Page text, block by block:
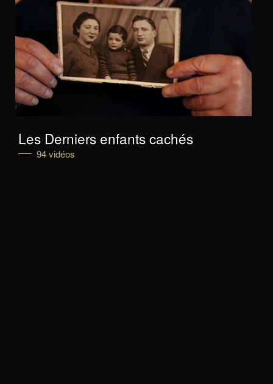
Les Derniers enfants cachés
94 vidéos